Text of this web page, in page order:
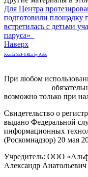
Для Центра
подготовили площадку
встретилась с детьми
паруса»
Наверх
Joomla SEF URLs by Artio
При любом
возможно только при
Свидетельство о
выдано Федеральной
информационных
(Роскомнадзор) 20 мая
Учредитель: ООО
Александр Анатольевич